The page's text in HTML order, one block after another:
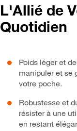
L'Allié de
Quotidien
Poids léger et
manipuler et se
votre poche.
Robustesse et
résister à une
en restant